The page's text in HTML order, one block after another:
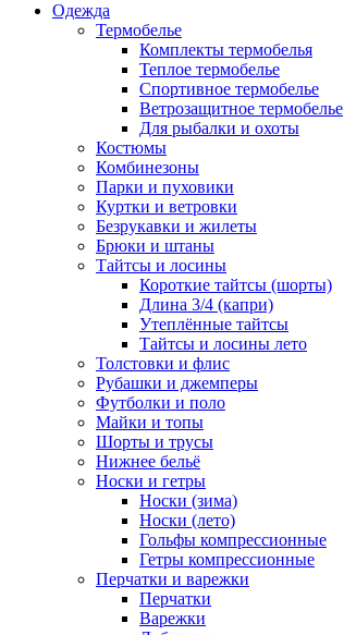
Одежда
Термобелье
Комплекты термобелья
Теплое термобелье
Спортивное термобелье
Ветрозащитное термобелье
Для рыбалки и охоты
Костюмы
Комбинезоны
Парки и пуховики
Куртки и ветровки
Безрукавки и жилеты
Брюки и штаны
Тайтсы и лосины
Короткие тайтсы (шорты)
Длина 3/4 (капри)
Утеплённые тайтсы
Тайтсы и лосины лето
Толстовки и флис
Рубашки и джемперы
Футболки и поло
Майки и топы
Шорты и трусы
Нижнее бельё
Носки и гетры
Носки (зима)
Носки (лето)
Гольфы компрессионные
Гетры компрессионные
Перчатки и варежки
Перчатки
Варежки